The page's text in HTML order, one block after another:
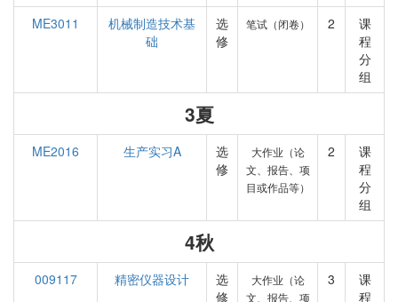
ME3011
机械制造技术基
础
选
修
笔试（闭卷） 2
课
程
分
组
3夏
ME2016 生产实习A
选
修
大作业（论
文、报告、项
目或作品等）
2
课
程
分
组
4秋
009117 精密仪器设计
选
修
大作业（论
文、报告、项
3
课
程